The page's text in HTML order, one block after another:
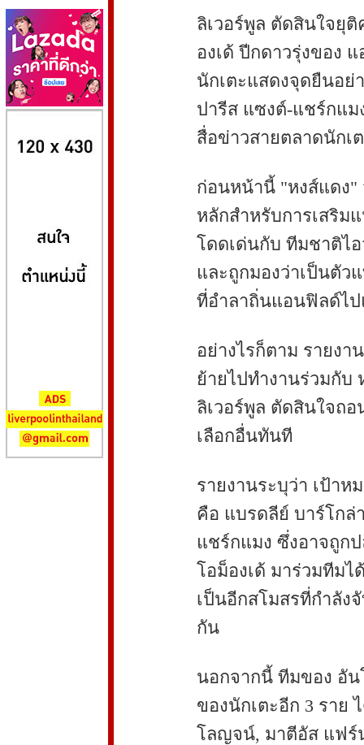
ลิเวอร์พูล ตัดสินใจยุ
องเด้ ปีกดาวรุ่งของ
นักเตะแสดงจุดยืนอย่
ปารีส แซงต์-แชร์กแม
สื่อข่าวสายตลาดนักเ
ก่อนหน้านี้ "หงส์แดง"
หลักสำหรับการเสริม
โดดเด่นกับ ทีมชาติไ
และถูกมองว่าเป็นตัว
ที่อำลาถิ่นแอนฟิลด์ไป
อย่างไรก็ตาม รายงา
ย้ายไปทำงานร่วมกับ
ลิเวอร์พูล ตัดสินใจถ
เลือกอื่นทันที
รายงานระบุว่า เป้า
คือ แบรดลีย์ บาร์โกล่
แชร์กแมง ซึ่งอาจถูก
โอม็องเด้ มาร่วมทีมไ
เป็นอีกสโมสรที่กำลัง
กัน
นอกจากนี้ ทีมของ อั
ของนักเตะอีก 3 ราย
โลญจน์, มาตีอัส แฟร์